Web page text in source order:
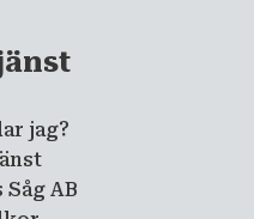
jag?
AB